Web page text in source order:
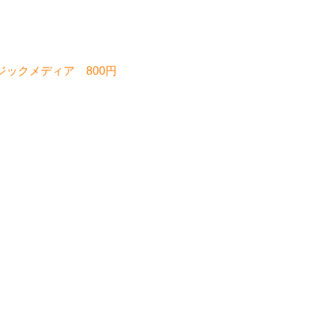
ックメディア 800円